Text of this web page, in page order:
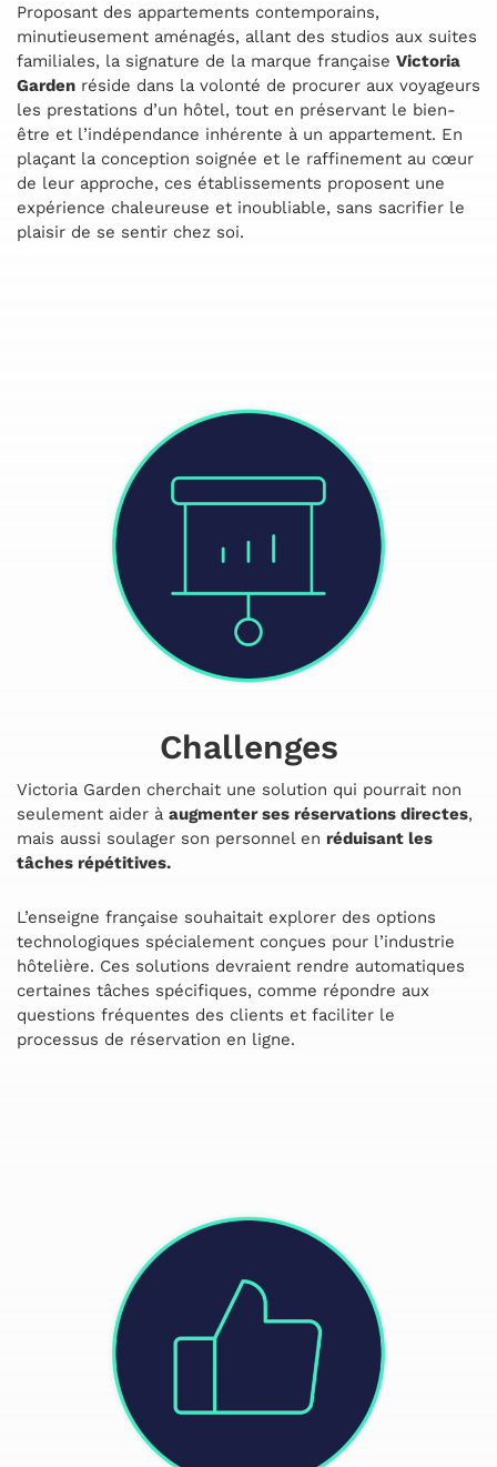
Proposant des appartements contemporains,
minutieusement aménagés, allant des studios aux suites
familiales, la signature de la marque française Victoria
Garden réside dans la volonté de procurer aux voyageurs
les prestations d’un hôtel, tout en préservant le bien-
être et l’indépendance inhérente à un appartement. En
plaçant la conception soignée et le raffinement au cœur
de leur approche, ces établissements proposent une
expérience chaleureuse et inoubliable, sans sacrifier le
plaisir de se sentir chez soi.
Challenges
Victoria Garden cherchait une solution qui pourrait non
seulement aider à augmenter ses réservations directes,
mais aussi soulager son personnel en réduisant les
tâches répétitives.
L’enseigne française souhaitait explorer des options
technologiques spécialement conçues pour l’industrie
hôtelière. Ces solutions devraient rendre automatiques
certaines tâches spécifiques, comme répondre aux
questions fréquentes des clients et faciliter le
processus de réservation en ligne.